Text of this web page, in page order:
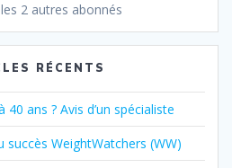
2 autres abonnés
RÉCENTS
ans ? Avis d’un spécialiste
succès WeightWatchers (WW)